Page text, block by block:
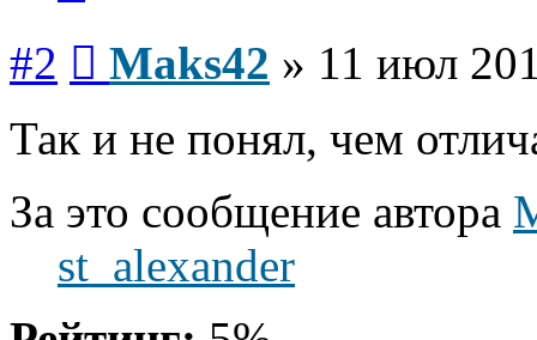
#2 Maks42 » 11 июл
Так и не понял, чем
За это сообщение автора
st_alexander